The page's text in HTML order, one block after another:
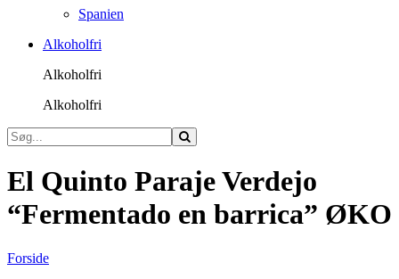
Spanien
Alkoholfri
Alkoholfri
Alkoholfri
El Quinto Paraje Verdejo
“Fermentado en barrica” ØKO
Forside